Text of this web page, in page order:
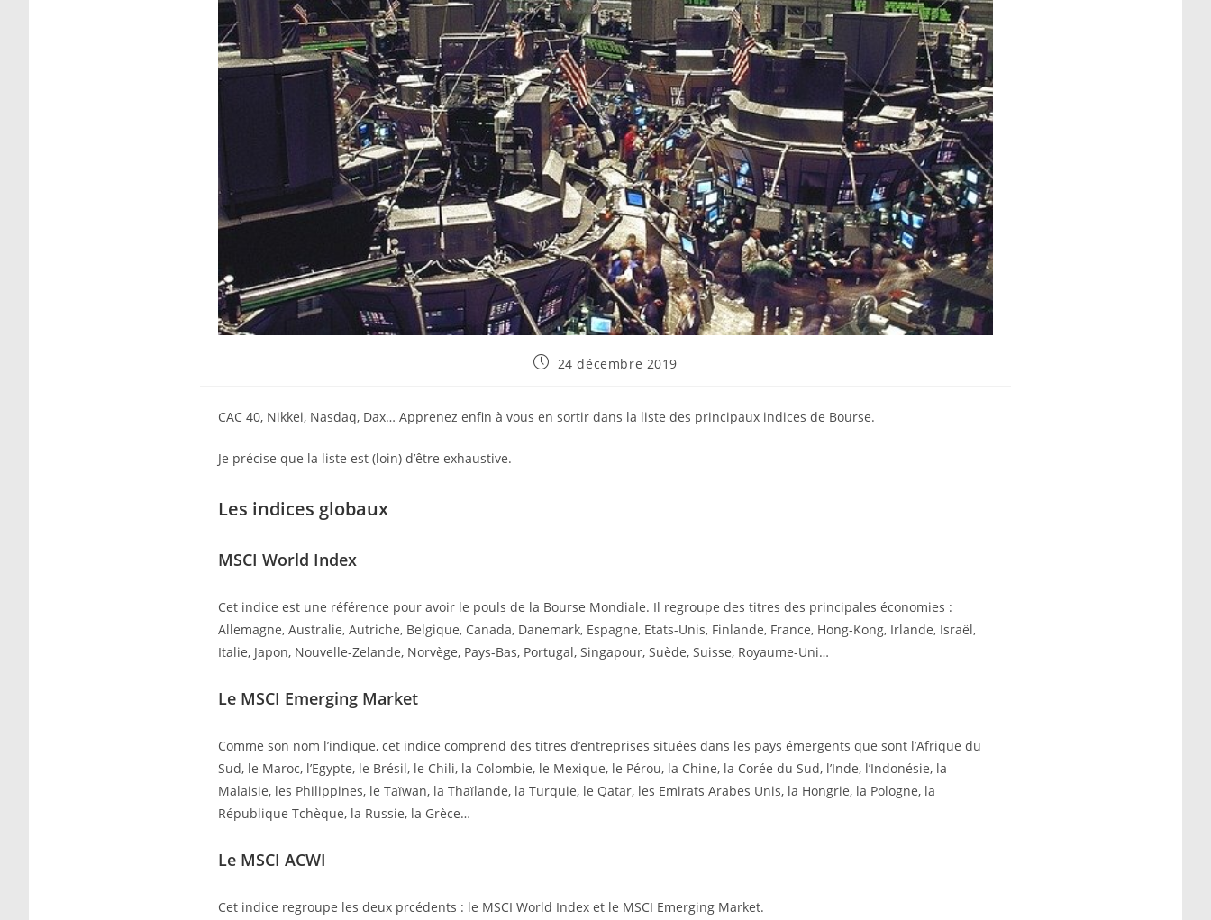
Publication
24 décembre 2019
CAC 40, Nikkei, Nasdaq, Dax… Apprenez enfin à vous en sortir dans la liste des principaux indices de Bourse.
Je précise que la liste est (loin) d’être exhaustive.
Les indices globaux
MSCI World Index
Cet indice est une référence pour avoir le pouls de la Bourse Mondiale. Il regroupe des titres des principales économies :
Allemagne, Australie, Autriche, Belgique, Canada, Danemark, Espagne, Etats-Unis, Finlande, France, Hong-Kong, Irlande, Israël,
Italie, Japon, Nouvelle-Zelande, Norvège, Pays-Bas, Portugal, Singapour, Suède, Suisse, Royaume-Uni…
Le MSCI Emerging Market
Comme son nom l’indique, cet indice comprend des titres d’entreprises situées dans les pays émergents que sont l’Afrique du
Sud, le Maroc, l’Egypte, le Brésil, le Chili, la Colombie, le Mexique, le Pérou, la Chine, la Corée du Sud, l’Inde, l’Indonésie, la
Malaisie, les Philippines, le Taïwan, la Thaïlande, la Turquie, le Qatar, les Emirats Arabes Unis, la Hongrie, la Pologne, la
République Tchèque, la Russie, la Grèce…
Le MSCI ACWI
Cet indice regroupe les deux prcédents : le MSCI World Index et le MSCI Emerging Market.